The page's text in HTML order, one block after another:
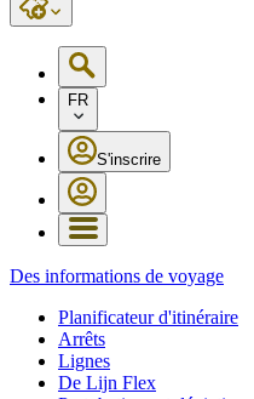
FR
S'inscrire
Des informations de voyage
Planificateur d'itinéraire
Arrêts
Lignes
De Lijn Flex